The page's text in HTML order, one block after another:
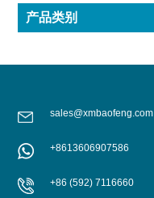
产品类别
sales@xmbaofeng.com
+8613606907586
+86 (592) 7116660